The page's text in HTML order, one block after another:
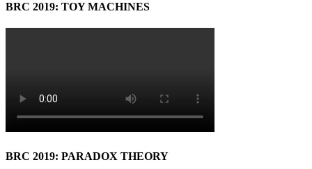
BRC 2019: TOY MACHINES
BRC 2019: PARADOX THEORY